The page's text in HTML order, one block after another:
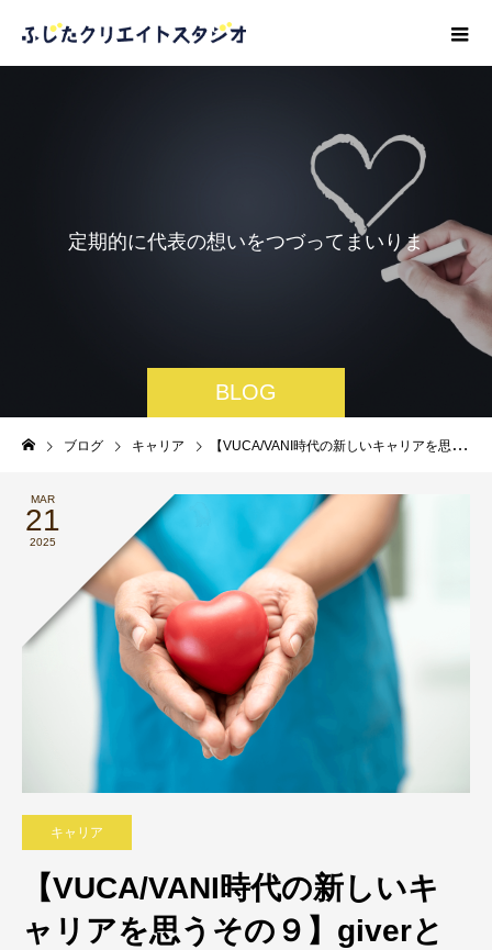
BLOG
期的に代表の想いをつづってま いり ま す。
ブログ キャリア 【VUCA/VANI時代の新しいキャリアを思うその９】giverとしてどう生きていくか
MAR
21
2025
キャリア
【VUCA/VANI時代の新しいキ
ャリアを思うその９】giverと